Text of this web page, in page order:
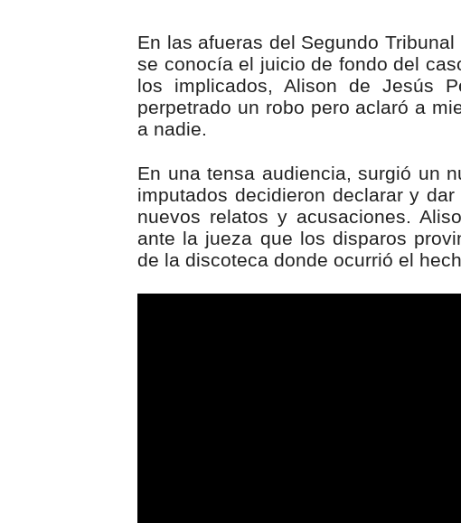
En las afueras del Segundo
se conocía el juicio de fondo del
los implicados, Alison de Jesús
perpetrado un robo pero aclaró a
a nadie.
En una tensa audiencia, surgió un
imputados decidieron declarar y
nuevos relatos y acusaciones.
ante la jueza que los disparos
de la discoteca donde ocurrió el